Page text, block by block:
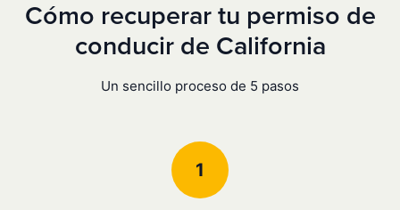
Cómo recuperar tu permiso de
conducir de California
Un sencillo proceso de 5 pasos
1